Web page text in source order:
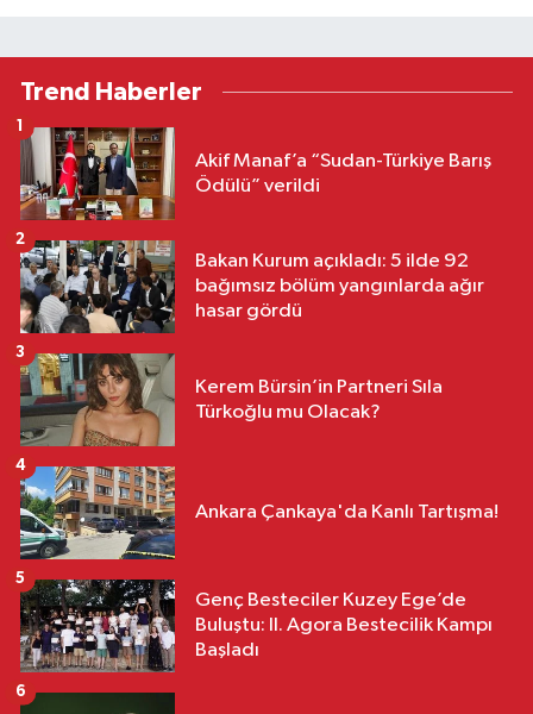
Trend Haberler
Akif Manaf’a “Sudan-Türkiye Barış
Ödülü” verildi
1
Bakan Kurum açıkladı: 5 ilde 92
bağımsız bölüm yangınlarda ağır
hasar gördü
2
Kerem Bürsin’in Partneri Sıla
Türkoğlu mu Olacak?
3
Ankara Çankaya'da Kanlı Tartışma!
4
Genç Besteciler Kuzey Ege’de
Buluştu: II. Agora Bestecilik Kampı
Başladı
5
6